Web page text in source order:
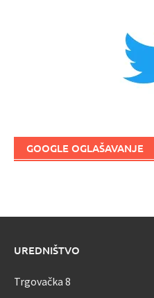
GOOGLE OGLAŠAVANJE
UREDNIŠTVO
Trgovačka 8